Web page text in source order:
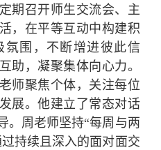
期召开师生交流会、主
，在平等互动中构建积
围，不断增进彼此信
助，凝聚集体向心力。
师聚焦个体，关注每位
展。他建立了常态对话
。周老师坚持“每周与两
持续且深入的面对面交